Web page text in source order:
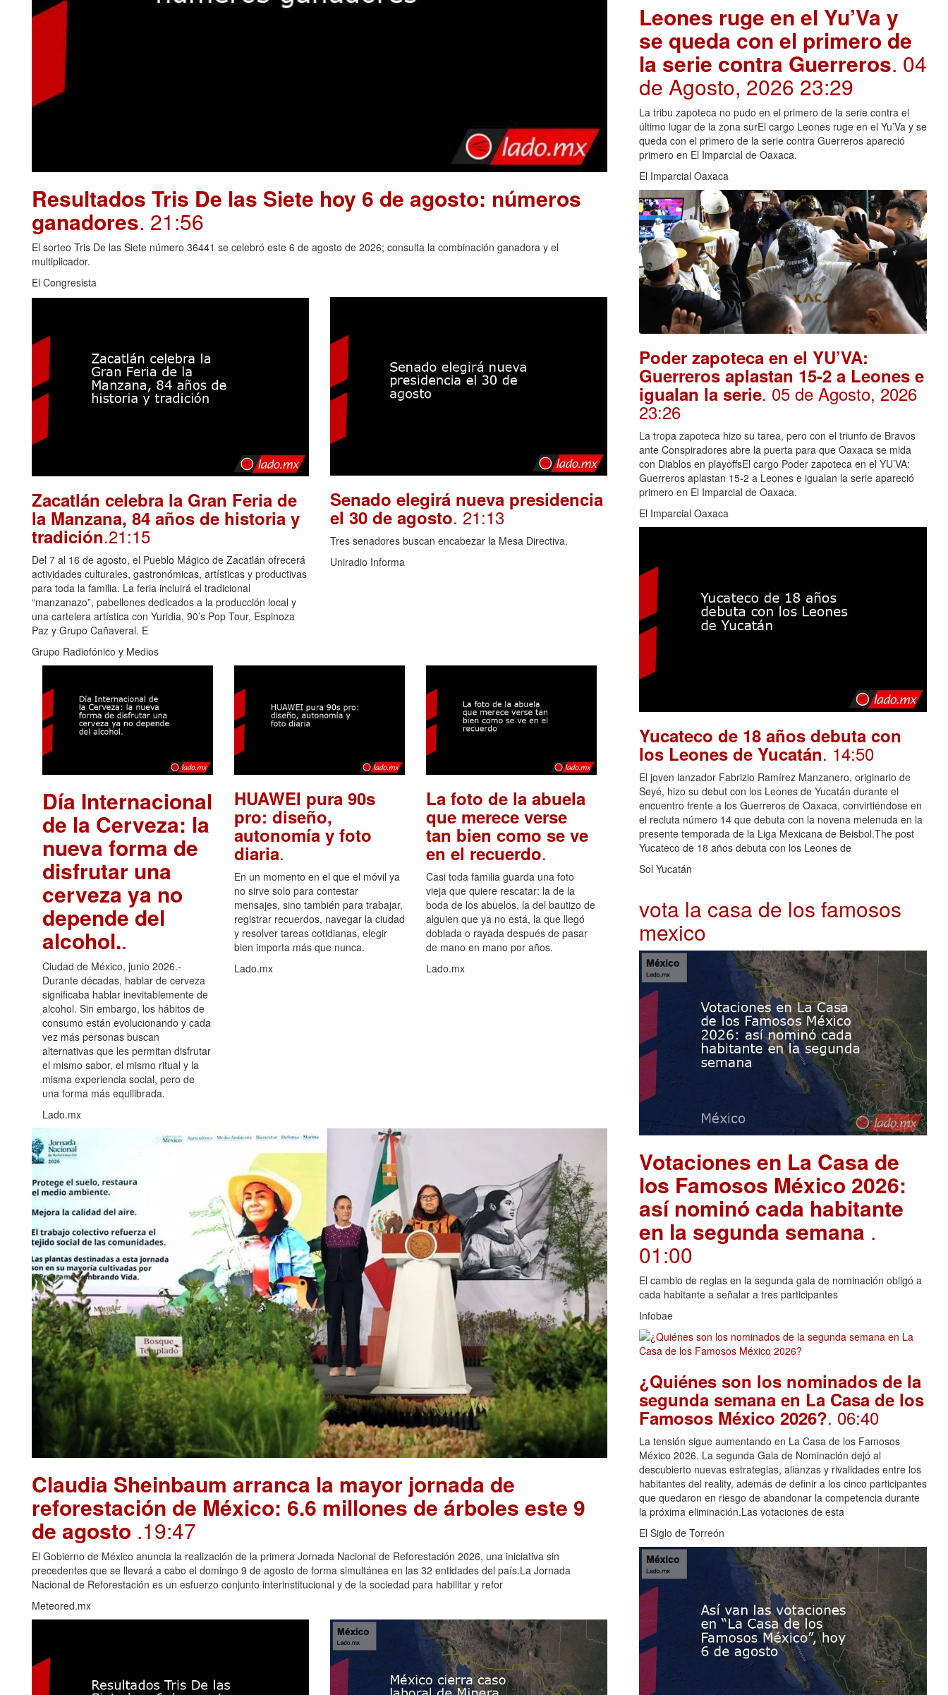
Resultados Tris De las Siete hoy 6 de agosto: números
ganadores. 21:56
El sorteo Tris De las Siete número 36441 se celebró este 6 de agosto de 2026; consulta la combinación ganadora y el
multiplicador.
El Congresista
Zacatlán celebra la Gran Feria de
la Manzana, 84 años de historia y
tradición.21:15
Del 7 al 16 de agosto, el Pueblo Mágico de Zacatlán ofrecerá
actividades culturales, gastronómicas, artísticas y productivas
para toda la familia. La feria incluirá el tradicional
“manzanazo”, pabellones dedicados a la producción local y
una cartelera artística con Yuridia, 90’s Pop Tour, Espinoza
Paz y Grupo Cañaveral. E
Grupo Radiofónico y Medios
Senado elegirá nueva presidencia
el 30 de agosto. 21:13
Tres senadores buscan encabezar la Mesa Directiva.
Uniradio Informa
Día Internacional
de la Cerveza: la
nueva forma de
disfrutar una
cerveza ya no
depende del
alcohol..
Ciudad de México, junio 2026.-
Durante décadas, hablar de cerveza
significaba hablar inevitablemente de
alcohol. Sin embargo, los hábitos de
consumo están evolucionando y cada
vez más personas buscan
alternativas que les permitan disfrutar
el mismo sabor, el mismo ritual y la
misma experiencia social, pero de
una forma más equilibrada.
Lado.mx
HUAWEI pura 90s
pro: diseño,
autonomía y foto
diaria.
En un momento en el que el móvil ya
no sirve solo para contestar
mensajes, sino también para trabajar,
registrar recuerdos, navegar la ciudad
y resolver tareas cotidianas, elegir
bien importa más que nunca.
Lado.mx
La foto de la abuela
que merece verse
tan bien como se ve
en el recuerdo.
Casi toda familia guarda una foto
vieja que quiere rescatar: la de la
boda de los abuelos, la del bautizo de
alguien que ya no está, la que llegó
doblada o rayada después de pasar
de mano en mano por años.
Lado.mx
Claudia Sheinbaum arranca la mayor jornada de
reforestación de México: 6.6 millones de árboles este 9
de agosto .19:47
El Gobierno de México anuncia la realización de la primera Jornada Nacional de Reforestación 2026, una iniciativa sin
precedentes que se llevará a cabo el domingo 9 de agosto de forma simultánea en las 32 entidades del país.La Jornada
Nacional de Reforestación es un esfuerzo conjunto interinstitucional y de la sociedad para habilitar y refor
Meteored.mx
Leones ruge en el Yu’Va y
se queda con el primero de
la serie contra Guerreros. 04
de Agosto, 2026 23:29
La tribu zapoteca no pudo en el primero de la serie contra el
último lugar de la zona surEl cargo Leones ruge en el Yu’Va y se
queda con el primero de la serie contra Guerreros apareció
primero en El Imparcial de Oaxaca.
El Imparcial Oaxaca
Poder zapoteca en el YU’VA:
Guerreros aplastan 15-2 a Leones e
igualan la serie. 05 de Agosto, 2026
23:26
La tropa zapoteca hizo su tarea, pero con el triunfo de Bravos
ante Conspiradores abre la puerta para que Oaxaca se mida
con Diablos en playoffsEl cargo Poder zapoteca en el YU’VA:
Guerreros aplastan 15-2 a Leones e igualan la serie apareció
primero en El Imparcial de Oaxaca.
El Imparcial Oaxaca
Yucateco de 18 años debuta con
los Leones de Yucatán. 14:50
El joven lanzador Fabrizio Ramírez Manzanero, originario de
Seyé, hizo su debut con los Leones de Yucatán durante el
encuentro frente a los Guerreros de Oaxaca, convirtiéndose en
el recluta número 14 que debuta con la novena melenuda en la
presente temporada de la Liga Mexicana de Beisbol.The post
Yucateco de 18 años debuta con los Leones de
Sol Yucatán
vota la casa de los famosos
mexico
Votaciones en La Casa de
los Famosos México 2026:
así nominó cada habitante
en la segunda semana .
01:00
El cambio de reglas en la segunda gala de nominación obligó a
cada habitante a señalar a tres participantes
Infobae
¿Quiénes son los nominados de la
segunda semana en La Casa de los
Famosos México 2026?. 06:40
La tensión sigue aumentando en La Casa de los Famosos
México 2026. La segunda Gala de Nominación dejó al
descubierto nuevas estrategias, alianzas y rivalidades entre los
habitantes del reality, además de definir a los cinco participantes
que quedaron en riesgo de abandonar la competencia durante
la próxima eliminación.Las votaciones de esta
El Siglo de Torreón